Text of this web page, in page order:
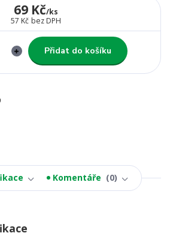
69 Kč/ks
57 Kč bez DPH
Přidat do košíku
Komentáře 0